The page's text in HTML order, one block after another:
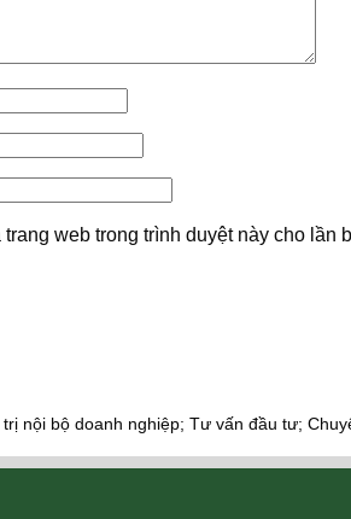
web trong trình duyệt này cho lần
nội bộ doanh nghiệp; Tư vấn đầu tư;